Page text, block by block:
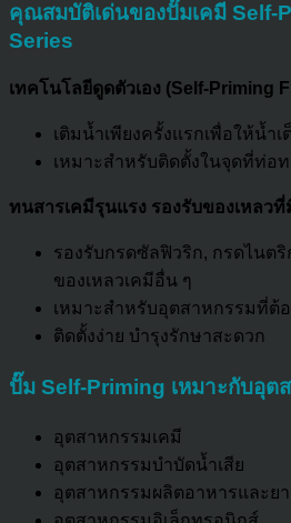
คุณสมบัติเด่นของปั๊มเคมี Self-
Series
เทคโนโลยีดูดตัวเอง (Self-Priming
เติมน้ำเพียงครั้งแรกเพื่อให้น้ำ
เหมาะสำหรับติดตั้งในจุดที่ท่อ
ทนสารเคมีรุนแรง รองรับของเหลว
รองรับกรดซัลฟิวริก, กรดไนตริ
ของเหลวเคมีอื่น ๆ
เหมาะสำหรับอุตสาหกรรมที่ต้
ติดตั้งง่าย บำรุงรักษาสะดวก
ปั๊ม Self-Priming เหมาะกับอุต
อุตสาหกรรมเคมี
อุตสาหกรรมบำบัดน้ำเสีย
อุตสาหกรรมผลิตอาหารและยา